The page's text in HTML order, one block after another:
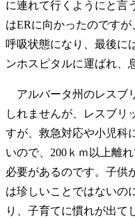
に連れて行くようにと言
はERに向かったのです
呼吸状態になり、最後に
ンホスピタルに運ばれ、
アルバータ州のレスブ
しれませんが、レスブリ
すが、救急対応や小児科
いので、200ｋｍ以上離
必要があるのです。子供
は珍しいことではないの
り、子育てに慣れが出て